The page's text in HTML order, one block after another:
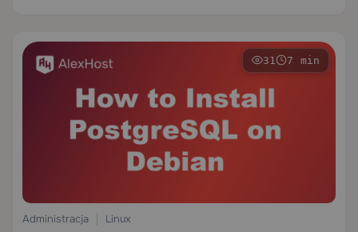
31 7 min
Administracja Linux